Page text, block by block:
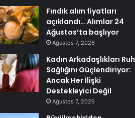
Fındık alım fiyatları
açıklandı… Alımlar 24
Ağustos’ta başlıyor
Ağustos 7, 2026
Kadın Arkadaşlıkları Ruh
Sağlığını Güçlendiriyor:
Ancak Her İlişki
Destekleyici Değil
Ağustos 7, 2026